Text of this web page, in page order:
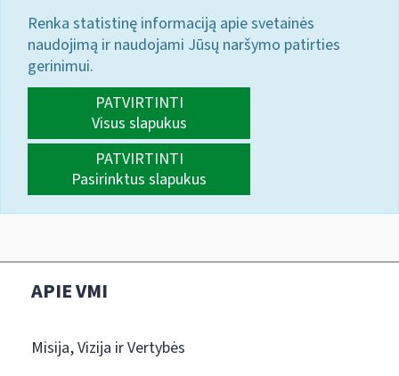
Renka statistinę informaciją apie svetainės
naudojimą ir naudojami Jūsų naršymo patirties
gerinimui.
PATVIRTINTI
Visus slapukus
PATVIRTINTI
Pasirinktus slapukus
APIE VMI
Misija, Vizija ir Vertybės